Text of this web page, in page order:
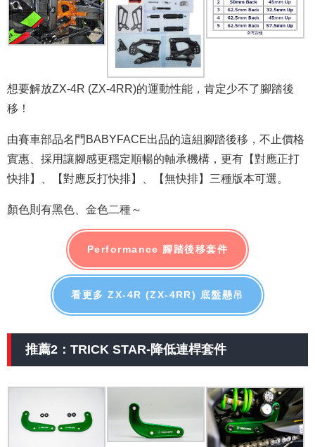
想要解放ZX-4R (ZX-4RR)的運動性能，肯定少不了腳踏後
移！
由賽車部品名門BABYFACE出品的這組腳踏後移，不止價格
實惠、採用讓腳感更穩定順暢的軸承機構，更有【對應正打
快排】、【對應反打快排】、【無快排】三種版本可選。
顏色則有黑色、金色二種～
Performance 腳踏後移套件
看更多 ZX-4R (ZX-4RR) 底盤懸吊
推薦2：TRICK STAR-降低連桿套件